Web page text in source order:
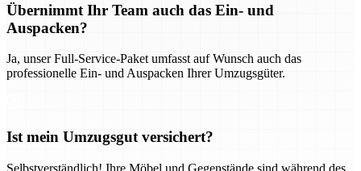
Übernimmt Ihr Team auch das Ein- und
Auspacken?
Ja, unser Full-Service-Paket umfasst auf Wunsch auch das
professionelle Ein- und Auspacken Ihrer Umzugsgüter.
Ist mein Umzugsgut versichert?
Selbstverständlich! Ihre Möbel und Gegenstände sind während des